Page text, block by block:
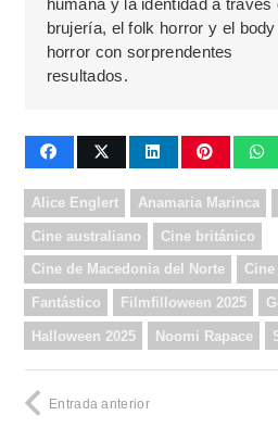
humana y la identidad a través
brujería, el folk horror y el body
horror con sorprendentes
resultados.
Alice Englert Anamaria Marinca
Cine australiano Cine británico
Cine de Macedonia del Norte
Fantástico Filmfilloween 2025
Halloween 2025 Noomi Rapace
Entrada anterior